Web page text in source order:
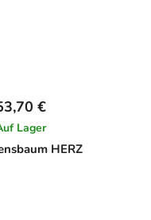
HERZ
€
Lager